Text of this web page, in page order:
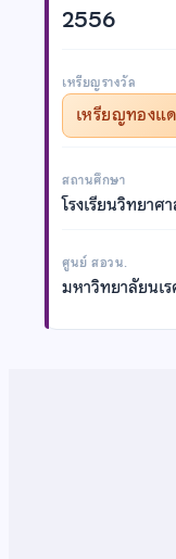
2556
เหรียญรางวัล
เหรียญทองแ
สถานศึกษา
โรงเรียนวิทยา
ศูนย์ สอวน.
มหาวิทยาลัยนเ